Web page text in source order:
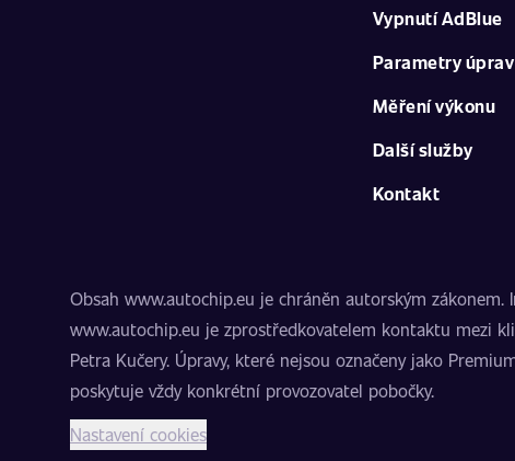
Vypnutí AdBlue
Parametry úprav
Měření výkonu
Další služby
Kontakt
Obsah www.autochip.eu je chráněn autorským
www.autochip.eu je zprostředkovatelem kontaktu mezi
Petra Kučery. Úpravy, které nejsou označeny jako
poskytuje vždy konkrétní provozovatel pobočky.
Nastavení cookies